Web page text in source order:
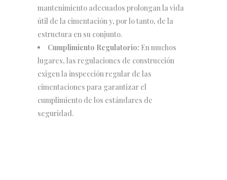
mantenimiento adecuados prolongan la vida
útil de la cimentación y, por lo tanto, de la
estructura en su conjunto.
Cumplimiento Regulatorio: En muchos
lugares, las regulaciones de construcción
exigen la inspección regular de las
cimentaciones para garantizar el
cumplimiento de los estándares de
seguridad.